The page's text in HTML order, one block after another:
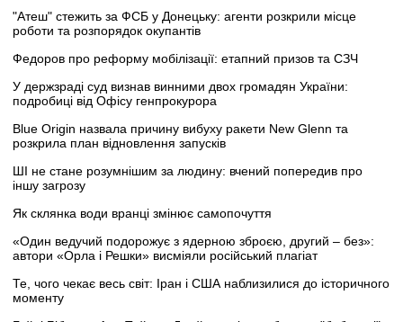
"Атеш" стежить за ФСБ у Донецьку: агенти розкрили місце
роботи та розпорядок окупантів
Федоров про реформу мобілізації: етапний призов та СЗЧ
У держзраді суд визнав винними двох громадян України:
подробиці від Офісу генпрокурора
Blue Origin назвала причину вибуху ракети New Glenn та
розкрила план відновлення запусків
ШІ не стане розумнішим за людину: вчений попередив про
іншу загрозу
Як склянка води вранці змінює самопочуття
«Один ведучий подорожує з ядерною зброєю, другий – без»:
автори «Орла і Решки» висміяли російський плагіат
Те, чого чекає весь світ: Іран і США наблизилися до історичного
моменту